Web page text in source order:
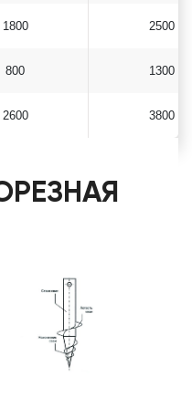
1800
800
2600
2500
1300
3800